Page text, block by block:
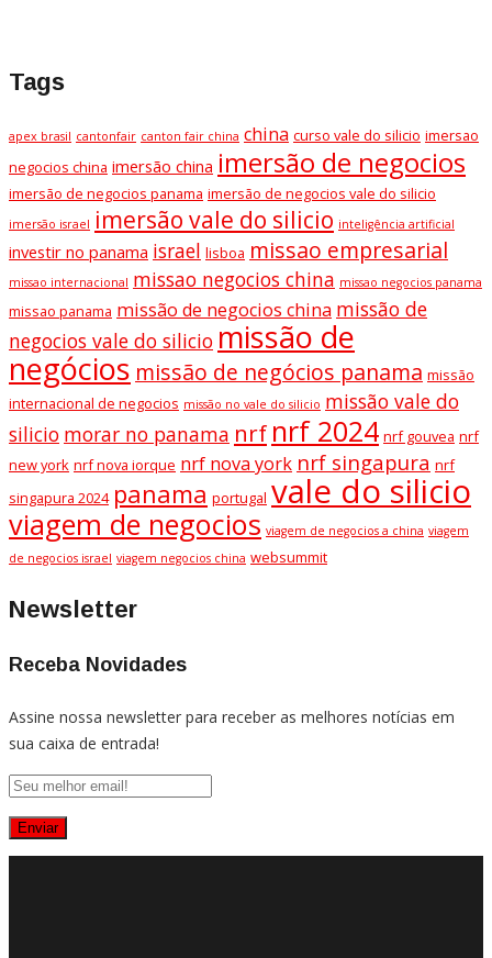
Tags
apex brasil cantonfair canton fair china china curso vale do silicio imersao
negocios china imersão china imersão de negocios
imersão de negocios panama imersão de negocios vale do silicio
imersão israel imersão vale do silicio inteligência artificial
investir no panama israel lisboa missao empresarial
missao internacional missao negocios china missao negocios panama
missao panama missão de negocios china missão de
negocios vale do silicio missão de
negócios missão de negócios panama missão
internacional de negocios missão no vale do silicio missão vale do
silicio morar no panama nrf nrf 2024 nrf gouvea nrf
new york nrf nova iorque nrf nova york nrf singapura nrf
singapura 2024 panama portugal vale do silicio
viagem de negocios viagem de negocios a china viagem
de negocios israel viagem negocios china websummit
Newsletter
Receba Novidades
Assine nossa newsletter para receber as melhores notícias em
sua caixa de entrada!